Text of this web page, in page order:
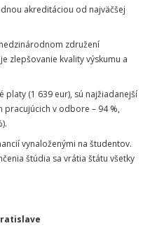
akreditáciou od najväčšej
združení
zlepšovanie kvality výskumu a
(1 639 eur), sú najžiadanejší
v odbore – 94 %,
vynaloženými na študentov.
štúdia sa vrátia štátu všetky